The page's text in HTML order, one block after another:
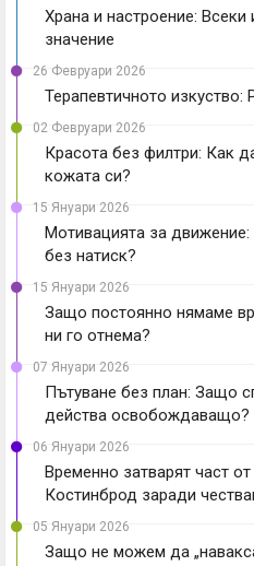
Храна и настроение: Всеки
значение
26 Февруари 2026
Терапевтичното изкуство:
02 Февруари 2026
Красота без филтри: Как
кожата си?
15 Януари 2026
Мотивацията за
без натиск?
15 Януари 2026
Защо постоянно нямаме
ни го отнема?
07 Януари 2026
Пътуване без план: Защо
действа освобождаващо?
06 Януари 2026
Временно затварят част от
Костинброд заради
05 Януари 2026
Защо не можем да